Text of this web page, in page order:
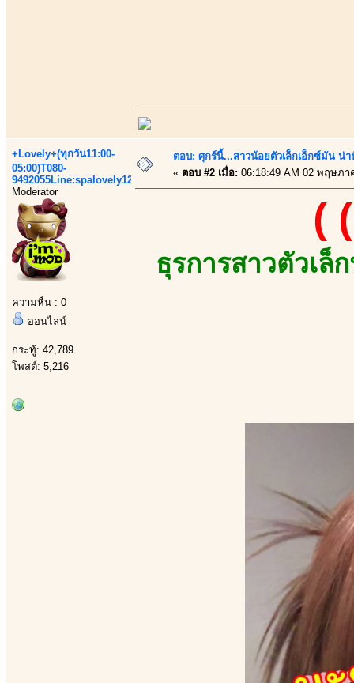
+Lovely+(ทุกวัน11:00-
05:00)T080-
9492055Line:spalovely123
Moderator
ความหื่น : 0
ออนไลน์
กระทู้: 42,789
โพสต์: 5,216
ตอบ: ศุกร์นี้...สาวน้อยตัวเล็กเอ็กซ์มัน น่
« ตอบ #2 เมื่อ: 06:18:49 AM 02 พฤษภา
ธุรการสาวตัวเล็